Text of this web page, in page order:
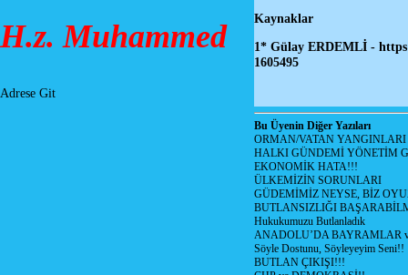
H.z. Muhammed
Adrese Git
Kaynaklar
1* Gülay ERDEMLİ -
1605495
Bu Üyenin Diğer Yazıları
ORMAN/VATAN
HALKI GÜNDEMİ YÖNETİM
EKONOMİK HATA!!!
ÜLKEMİZİN SORUNLARI
GÜDEMİMİZ NEYSE, BİZ
BUTLANSIZLIĞI
Hukukumuzu Butlanladık
ANADOLU’DA BAYRAMLAR
Söyle Dostunu, Söyleyeyim Seni!!
BUTLAN ÇIKIŞI!!!